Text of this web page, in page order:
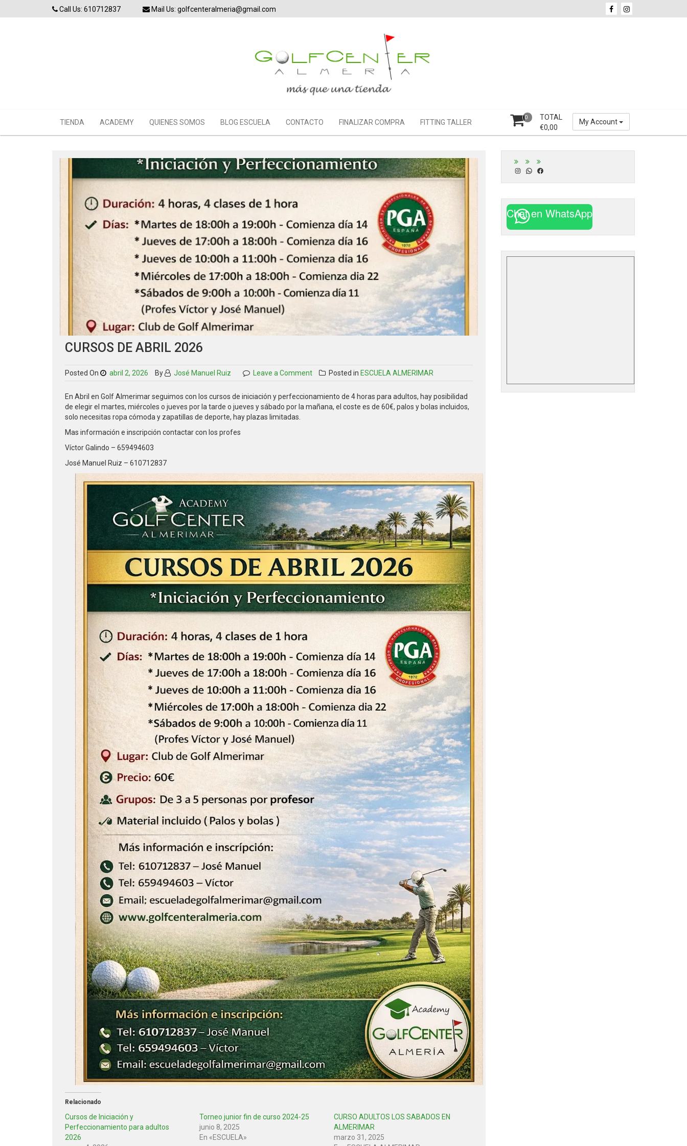
Call Us: 610712837 Mail Us: golfcenteralmeria@gmail.com
My Account
0
TOTAL
€0,00
TIENDA ACADEMY QUIENES SOMOS BLOG ESCUELA CONTACTO FINALIZAR COMPRA FITTING TALLER
CURSOS DE ABRIL 2026
Posted On abril 2, 2026 By José Manuel Ruiz Leave a Commenton
Abril
Posted in ESCUELA ALMERIMAR
En Abril en Golf Almerimar seguimos con los cursos de iniciación y perfeccionamiento de 4 horas para adultos, hay posibilidad
de elegir el martes, miércoles o jueves por la tarde o jueves y sábado por la mañana, el coste es de 60€, palos y bolas incluidos,
solo necesitas ropa cómoda y zapatillas de deporte, hay plazas limitadas.
Mas información e inscripción contactar con los profes
Víctor Galindo – 659494603
José Manuel Ruiz – 610712837
Relacionado
Cursos de Iniciación y
Perfeccionamiento para adultos
2026
Torneo junior fin de curso 2024-25
junio 8, 2025
En «ESCUELA»
CURSO ADULTOS LOS SABADOS EN
ALMERIMAR
marzo 31, 2025
Instagram
WhatsApp
Facebook
Chat en WhatsApp